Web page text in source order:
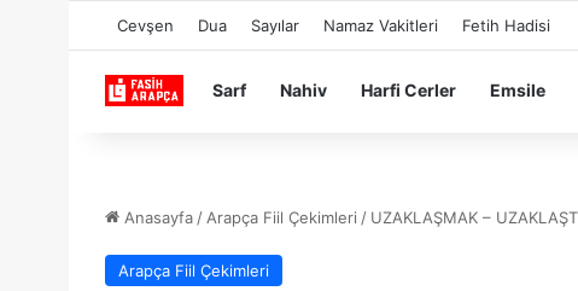
Cevşen Dua Sayılar Namaz Vakitleri Fetih Hadisi
Sarf Nahiv Harfi Cerler Emsile
Anasayfa / Arapça Fiil Çekimleri /
Arapça Fiil Çekimleri